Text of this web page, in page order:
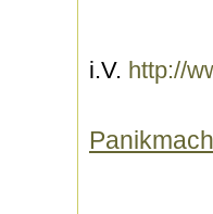
i.V. http://